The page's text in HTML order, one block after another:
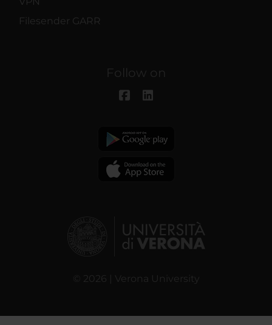
Filesender GARR
Follow on
© 2026 | Verona University